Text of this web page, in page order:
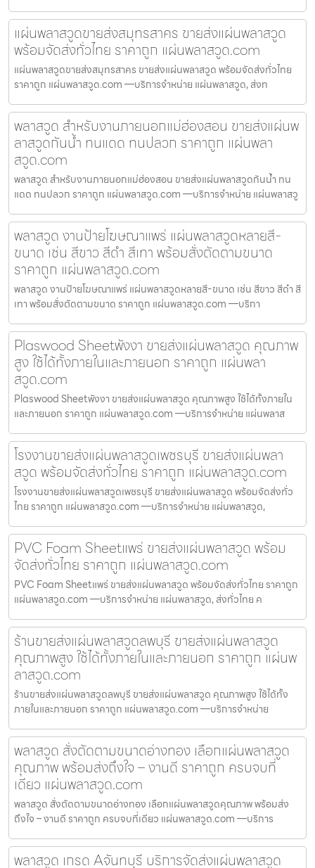
แผ่นพลาสวูดขายส่งสมุทรสาคร ขายส่งแผ่นพลาสวูด
พร้อมจัดส่งทั่วไทย ราคาถูก แผ่นพลาสวูด.com
แผ่นพลาสวูดขายส่งสมุทรสาคร ขายส่งแผ่นพลาสวูด พร้อมจัดส่งทั่วไทย
ราคาถูก แผ่นพลาสวูด.com —บริการจำหน่าย แผ่นพลาสวูด, ส่งท
พลาสวูด สำหรับงานภายนอกแม่ฮ่องสอน ขายส่งแผ่นพ
ลาสวูดกันน้ำ ทนแดด ทนปลวก ราคาถูก แผ่นพลา
สวูด.com
พลาสวูด สำหรับงานภายนอกแม่ฮ่องสอน ขายส่งแผ่นพลาสวูดกันน้ำ ทน
แดด ทนปลวก ราคาถูก แผ่นพลาสวูด.com —บริการจำหน่าย แผ่นพลาสวู
พลาสวูด งานป้ายโฆษณาแพร่ แผ่นพลาสวูดหลายสี-
ขนาด เช่น สีขาว สีดำ สีเทา พร้อมสั่งตัดตามขนาด
ราคาถูก แผ่นพลาสวูด.com
พลาสวูด งานป้ายโฆษณาแพร่ แผ่นพลาสวูดหลายสี-ขนาด เช่น สีขาว สีดำ สี
เทา พร้อมสั่งตัดตามขนาด ราคาถูก แผ่นพลาสวูด.com —บริกา
Plaswood Sheetพังงา ขายส่งแผ่นพลาสวูด คุณภาพ
สูง ใช้ได้ทั้งภายในและภายนอก ราคาถูก แผ่นพลา
สวูด.com
Plaswood Sheetพังงา ขายส่งแผ่นพลาสวูด คุณภาพสูง ใช้ได้ทั้งภายใน
และภายนอก ราคาถูก แผ่นพลาสวูด.com —บริการจำหน่าย แผ่นพลาส
โรงงานขายส่งแผ่นพลาสวูดเพชรบุรี ขายส่งแผ่นพลา
สวูด พร้อมจัดส่งทั่วไทย ราคาถูก แผ่นพลาสวูด.com
โรงงานขายส่งแผ่นพลาสวูดเพชรบุรี ขายส่งแผ่นพลาสวูด พร้อมจัดส่งทั่ว
ไทย ราคาถูก แผ่นพลาสวูด.com —บริการจำหน่าย แผ่นพลาสวูด,
PVC Foam Sheetแพร่ ขายส่งแผ่นพลาสวูด พร้อม
จัดส่งทั่วไทย ราคาถูก แผ่นพลาสวูด.com
PVC Foam Sheetแพร่ ขายส่งแผ่นพลาสวูด พร้อมจัดส่งทั่วไทย ราคาถูก
แผ่นพลาสวูด.com —บริการจำหน่าย แผ่นพลาสวูด, ส่งทั่วไทย ค
ร้านขายส่งแผ่นพลาสวูดลพบุรี ขายส่งแผ่นพลาสวูด
คุณภาพสูง ใช้ได้ทั้งภายในและภายนอก ราคาถูก แผ่นพ
ลาสวูด.com
ร้านขายส่งแผ่นพลาสวูดลพบุรี ขายส่งแผ่นพลาสวูด คุณภาพสูง ใช้ได้ทั้ง
ภายในและภายนอก ราคาถูก แผ่นพลาสวูด.com —บริการจำหน่าย
พลาสวูด สั่งตัดตามขนาดอ่างทอง เลือกแผ่นพลาสวูด
คุณภาพ พร้อมส่งถึงใจ – งานดี ราคาถูก ครบจบที่
เดียว แผ่นพลาสวูด.com
พลาสวูด สั่งตัดตามขนาดอ่างทอง เลือกแผ่นพลาสวูดคุณภาพ พร้อมส่ง
ถึงใจ – งานดี ราคาถูก ครบจบที่เดียว แผ่นพลาสวูด.com —บริการ
พลาสวูด เกรด Aจันทบุรี บริการจัดส่งแผ่นพลาสวูด